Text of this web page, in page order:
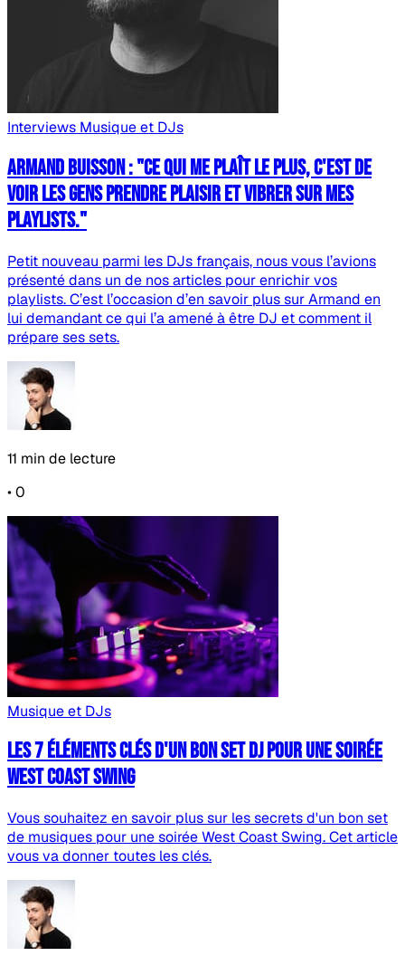
Interviews Musique et DJs
Armand Buisson : "Ce qui me plaît le plus, c'est de
voir les gens prendre plaisir et vibrer sur mes
playlists."
Petit nouveau parmi les DJs français, nous vous l’avions
présenté dans un de nos articles pour enrichir vos
playlists. C’est l’occasion d’en savoir plus sur Armand en
lui demandant ce qui l’a amené à être DJ et comment il
prépare ses sets.
11 min de lecture
•0
Musique et DJs
Les 7 éléments clés d'un bon set DJ pour une soirée
West Coast Swing
Vous souhaitez en savoir plus sur les secrets d'un bon set
de musiques pour une soirée West Coast Swing. Cet article
vous va donner toutes les clés.